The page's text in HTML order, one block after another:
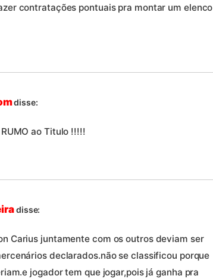
contratações pontuais pra montar um elenco
disse:
ao Titulo !!!!!
disse:
Carius juntamente com os outros deviam ser
declarados.não se classificou porque
jogador tem que jogar,pois já ganha pra